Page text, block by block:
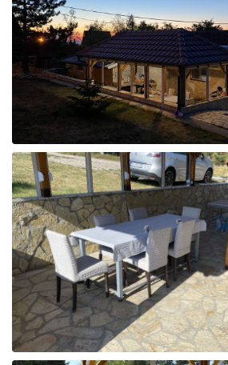
Broj dece
Parking
Izračunaj cenu